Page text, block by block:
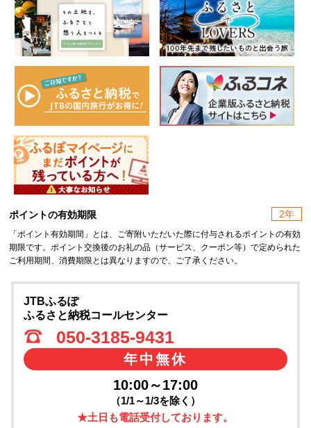
ポイントの有効期限 2年
「ポイント有効期間」とは、ご寄附いただいた際に付与されるポイントの有効
期限です。ポイント交換後のお礼の品（サービス、クーポン等）で定められた
ご利用期間、消費期限とは異なりますので、ご了承ください。
JTBふるぽ
ふるさと納税コールセンター
050-3185-9431
年中無休
10:00～17:00
（1/1～1/3を除く）
★土日も電話受付しております。